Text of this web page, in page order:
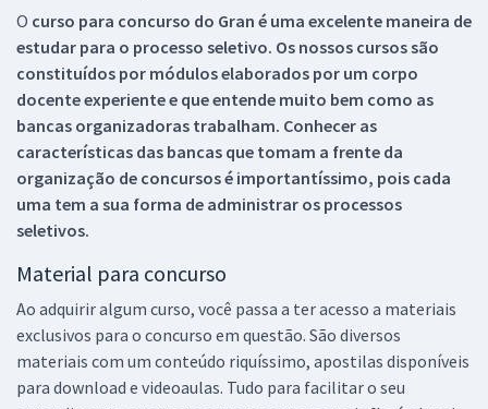
O curso para concurso do Gran é uma excelente maneira de
estudar para o processo seletivo. Os nossos cursos são
constituídos por módulos elaborados por um corpo
docente experiente e que entende muito bem como as
bancas organizadoras trabalham. Conhecer as
características das bancas que tomam a frente da
organização de concursos é importantíssimo, pois cada
uma tem a sua forma de administrar os processos
seletivos.
Material para concurso
Ao adquirir algum curso, você passa a ter acesso a materiais
exclusivos para o concurso em questão. São diversos
materiais com um conteúdo riquíssimo, apostilas disponíveis
para download e videoaulas. Tudo para facilitar o seu